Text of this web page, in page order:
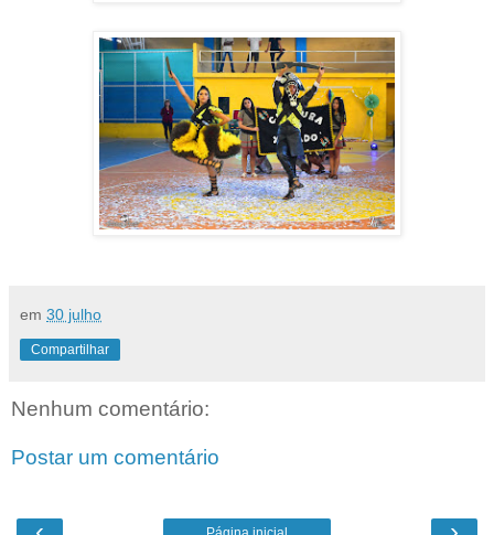
em 30 julho
Compartilhar
Nenhum comentário:
Postar um comentário